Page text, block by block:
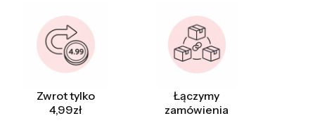
Zwrot tylko
4,99zł
Łączymy
zamówienia